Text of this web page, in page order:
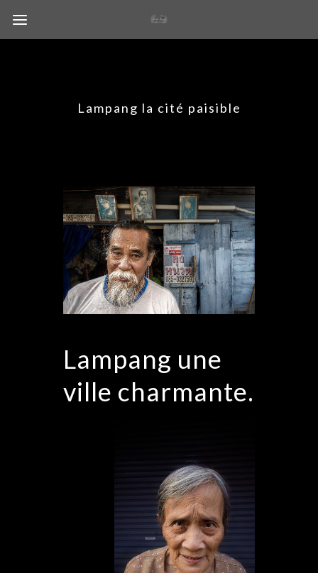
Lampang la cité paisible
Lampang une
ville charmante.